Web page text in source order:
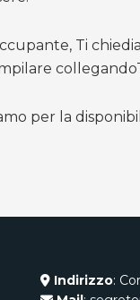
Ti
per la
Indirizzo: